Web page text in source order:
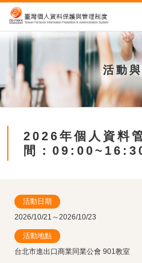
活動
2026年個人資料
間：
活動日期
2026/10/21～2026/10/23
活動地點
台北市進出口商業同業公會 901教室